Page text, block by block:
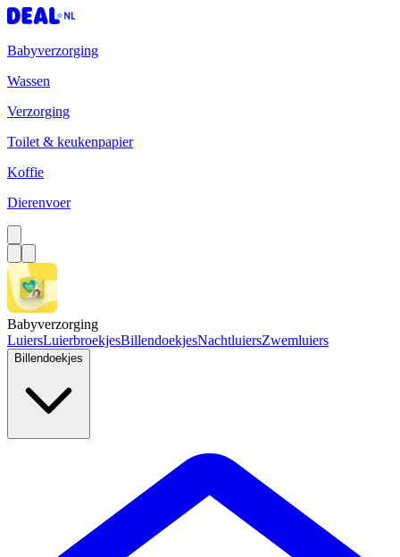
Babyverzorging
Wassen
Verzorging
Toilet & keukenpapier
Koffie
Dierenvoer
Babyverzorging
LuiersLuierbroekjesBillendoekjesNachtluiersZwemluiers
Billendoekjes